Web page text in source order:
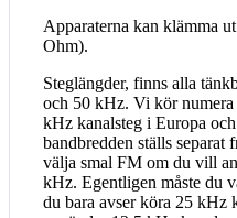
Apparaterna kan klämma
Ohm).
Steglängder, finns alla
och 50 kHz. Vi kör
kHz kanalsteg i Europa
bandbredden ställs separat
välja smal FM om du vill
kHz. Egentligen måste du
du bara avser köra 25 kHz